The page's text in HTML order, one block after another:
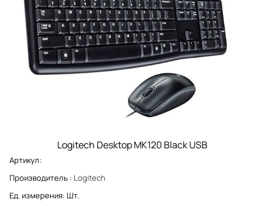
Logitech Desktop MK120 Black USB
Артикул:
Производитель : Logitech
Ед. измерения: Шт.